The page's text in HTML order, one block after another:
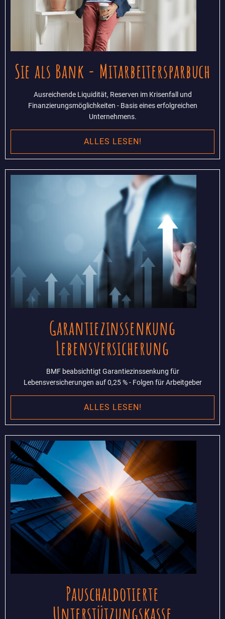
Sie als Bank - Mitarbeitersparbuch
Ausreichende Liquidität, Reserven im Krisenfall und
Finanzierungsmöglichkeiten - Basis eines erfolgreichen
Unternehmens.
ALLES LESEN!
Garantiezinssenkung
Lebensversicherung
BMF beabsichtigt Garantiezinssenkung für
Lebensversicherungen auf 0,25 % - Folgen für Arbeitgeber
ALLES LESEN!
Pauschaldotierte
Unterstützungskasse